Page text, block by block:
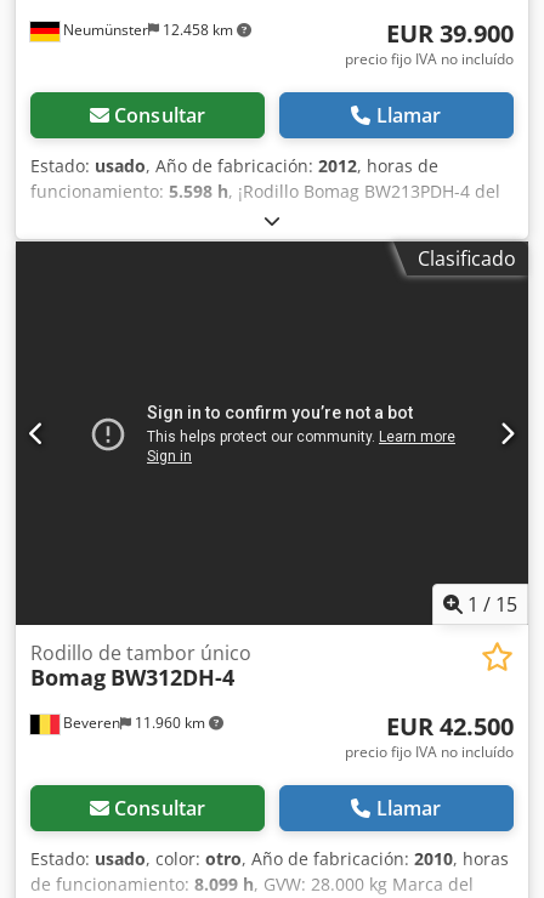
Neumünster 12.458 km EUR 39.900
precio fijo IVA no incluído
Consultar Llamar
Estado: usado, Año de fabricación: 2012, horas de
funcionamiento: 5.598 h, ¡Rodillo Bomag BW213PDH-4 del
año 2012 con solo 5.598 horas de trabajo! ----* Fabricante:
Bomag * Modelo: BW213PDH-4 * Año: 2012 * Horas de uso
registradas: aprox. 5.598 * Peso operativo: 13.100 KG * Aire
sujetos a errores y venta previa. Crjdpfx Afeyt Uire Asf
Clasificado
1 / 15
Beveren 11.960 km
Rodillo de tambor único
Bomag BW312DH-4
EUR 42.500
precio fijo IVA no incluído
Consultar Llamar
Estado: usado, color: otro, Año de fabricación: 2010, horas
de funcionamiento: 8.099 h, GVW: 28.000 kg Marca del